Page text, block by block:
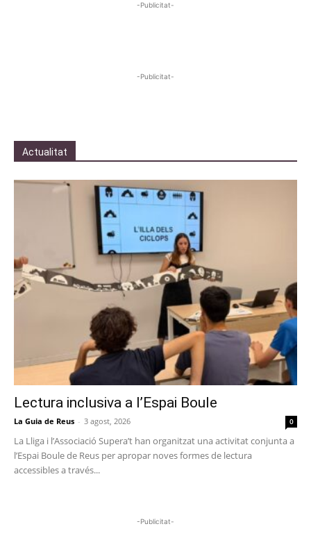
-Publicitat-
-Publicitat-
Actualitat
Lectura inclusiva a l’Espai Boule
La Guia de Reus - 3 agost, 2026 0
La Lliga i l’Associació Supera’t han organitzat una activitat conjunta a
l’Espai Boule de Reus per apropar noves formes de lectura
accessibles a través...
-Publicitat-